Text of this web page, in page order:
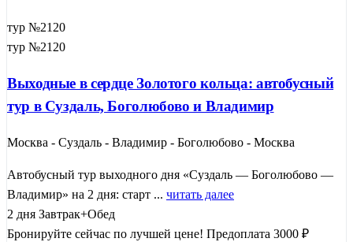
тур №2120
тур №2120
Выходные в сердце Золотого кольца: автобусный
тур в Суздаль, Боголюбово и Владимир
Москва - Суздаль - Владимир - Боголюбово - Москва
Автобусный тур выходного дня «Суздаль — Боголюбово —
Владимир» на 2 дня: старт ... читать далее
2 дня Завтрак+Обед
Бронируйте сейчас по лучшей цене! Предоплата 3000 ₽